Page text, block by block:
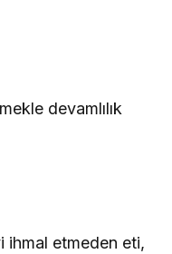
devamlılık
ihmal etmeden eti,